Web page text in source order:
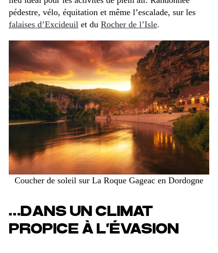
pédestre, vélo, équitation et même l’escalade, sur les
falaises d’Excideuilet du Rocher de l’Isle.
Coucher de soleil sur La Roque Gageac en Dordogne
…DANS UN CLIMAT
PROPICE À L’ÉVASION